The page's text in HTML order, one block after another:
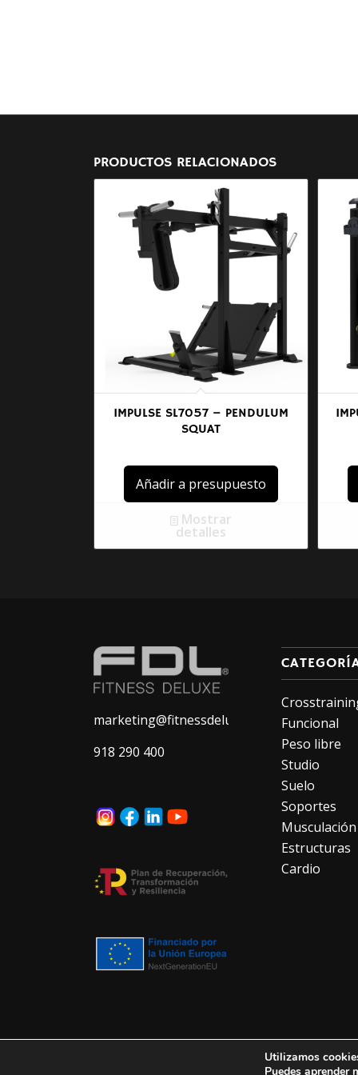
PRODUCTOS RELACIONADOS
IMPULSE SL7057 – PENDULUM
SQUAT
Añadir a presupuesto
Mostrar
detalles
marketing@fitnessdeluxe.es
918 290 400
Funcional
Peso libre
Studio
Suelo
Soportes
Musculación
Estructuras
Cardio
Privacidad|Política de
Utilizamos
Puedes